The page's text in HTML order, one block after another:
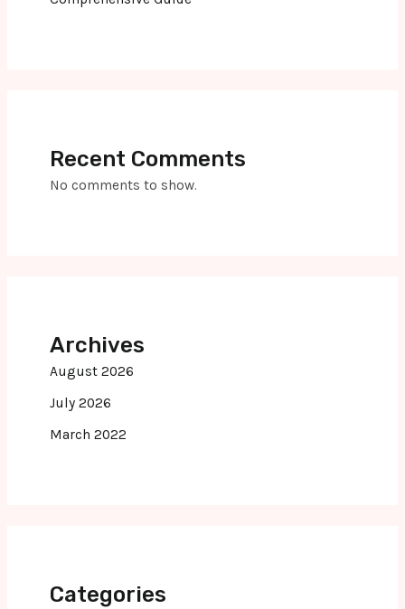
Recent Comments
No comments to show.
Archives
August 2026
July 2026
March 2022
Categories